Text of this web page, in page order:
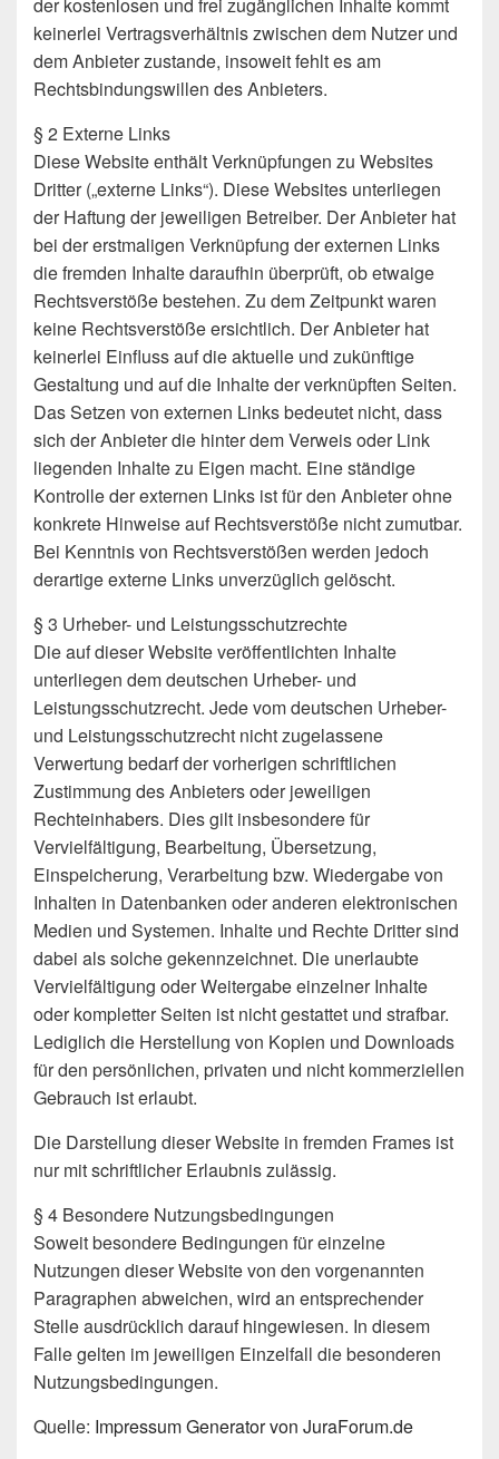
keinerlei Vertragsverhältnis zwischen dem Nutzer und
dem Anbieter zustande, insoweit fehlt es am
Rechtsbindungswillen des Anbieters.
§ 2 Externe Links
Diese Website enthält Verknüpfungen zu Websites
Dritter („externe Links“). Diese Websites unterliegen
der Haftung der jeweiligen Betreiber. Der Anbieter hat
bei der erstmaligen Verknüpfung der externen Links
die fremden Inhalte daraufhin überprüft, ob etwaige
Rechtsverstöße bestehen. Zu dem Zeitpunkt waren
keine Rechtsverstöße ersichtlich. Der Anbieter hat
keinerlei Einfluss auf die aktuelle und zukünftige
Gestaltung und auf die Inhalte der verknüpften Seiten.
Das Setzen von externen Links bedeutet nicht, dass
sich der Anbieter die hinter dem Verweis oder Link
liegenden Inhalte zu Eigen macht. Eine ständige
Kontrolle der externen Links ist für den Anbieter ohne
konkrete Hinweise auf Rechtsverstöße nicht zumutbar.
Bei Kenntnis von Rechtsverstößen werden jedoch
derartige externe Links unverzüglich gelöscht.
§ 3 Urheber- und Leistungsschutzrechte
Die auf dieser Website veröffentlichten Inhalte
unterliegen dem deutschen Urheber- und
Leistungsschutzrecht. Jede vom deutschen Urheber-
und Leistungsschutzrecht nicht zugelassene
Verwertung bedarf der vorherigen schriftlichen
Zustimmung des Anbieters oder jeweiligen
Rechteinhabers. Dies gilt insbesondere für
Vervielfältigung, Bearbeitung, Übersetzung,
Einspeicherung, Verarbeitung bzw. Wiedergabe von
Inhalten in Datenbanken oder anderen elektronischen
Medien und Systemen. Inhalte und Rechte Dritter sind
dabei als solche gekennzeichnet. Die unerlaubte
Vervielfältigung oder Weitergabe einzelner Inhalte
oder kompletter Seiten ist nicht gestattet und strafbar.
Lediglich die Herstellung von Kopien und Downloads
für den persönlichen, privaten und nicht kommerziellen
Gebrauch ist erlaubt.
Die Darstellung dieser Website in fremden Frames ist
nur mit schriftlicher Erlaubnis zulässig.
§ 4 Besondere Nutzungsbedingungen
Soweit besondere Bedingungen für einzelne
Nutzungen dieser Website von den vorgenannten
Paragraphen abweichen, wird an entsprechender
Stelle ausdrücklich darauf hingewiesen. In diesem
Falle gelten im jeweiligen Einzelfall die besonderen
Nutzungsbedingungen.
Quelle: Impressum Generator von JuraForum.de